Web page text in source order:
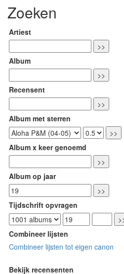
Zoeken
Artiest
Album
Recensent
Album met sterren
Album x keer genoemd
Album op jaar
Tijdschrift opvragen
Combineer lijsten
Combineer lijsten tot eigen canon
Bekijk recensenten